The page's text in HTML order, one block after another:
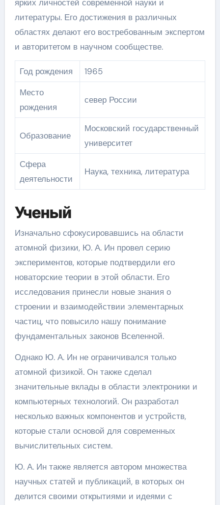
ярких личностей современной науки и
литературы. Его достижения в различных
областях делают его востребованным экспертом
и авторитетом в научном сообществе.
Год рождения
1965
Место
рождения
север России
Образование
Московский государственный
университет
Сфера
деятельности
Наука, техника, литература
Ученый
Изначально сфокусировавшись на области
атомной физики, Ю. А. Ин провел серию
экспериментов, которые подтвердили его
новаторские теории в этой области. Его
исследования принесли новые знания о
строении и взаимодействии элементарных
частиц, что повысило нашу понимание
фундаментальных законов Вселенной.
Однако Ю. А. Ин не ограничивался только
атомной физикой. Он также сделал
значительные вклады в области электроники и
компьютерных технологий. Он разработал
несколько важных компонентов и устройств,
которые стали основой для современных
вычислительных систем.
Ю. А. Ин также является автором множества
научных статей и публикаций, в которых он
делится своими открытиями и идеями с